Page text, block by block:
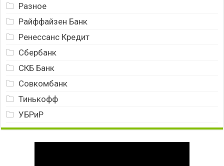
Разное
Райффайзен Банк
Ренессанс Кредит
Сбербанк
СКБ Банк
Совкомбанк
Тинькофф
УБРиР